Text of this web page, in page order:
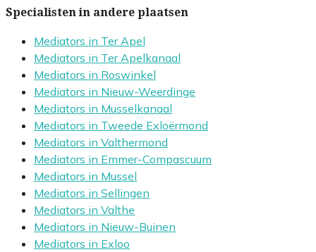
Specialisten in andere plaatsen
Mediators in Ter Apel
Mediators in Ter Apelkanaal
Mediators in Roswinkel
Mediators in Nieuw-Weerdinge
Mediators in Musselkanaal
Mediators in Tweede Exloërmond
Mediators in Valthermond
Mediators in Emmer-Compascuum
Mediators in Mussel
Mediators in Sellingen
Mediators in Valthe
Mediators in Nieuw-Buinen
Mediators in Exloo